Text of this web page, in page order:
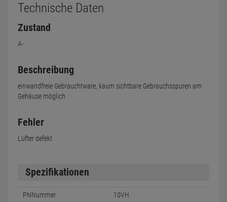
Technische Daten
Zustand
A-
Beschreibung
einwandfreie Gebrauchtware, kaum sichtbare Gebrauchsspuren am
Gehäuse möglich
Fehler
Lüfter defekt
Spezifikationen
PNNummer 10VH